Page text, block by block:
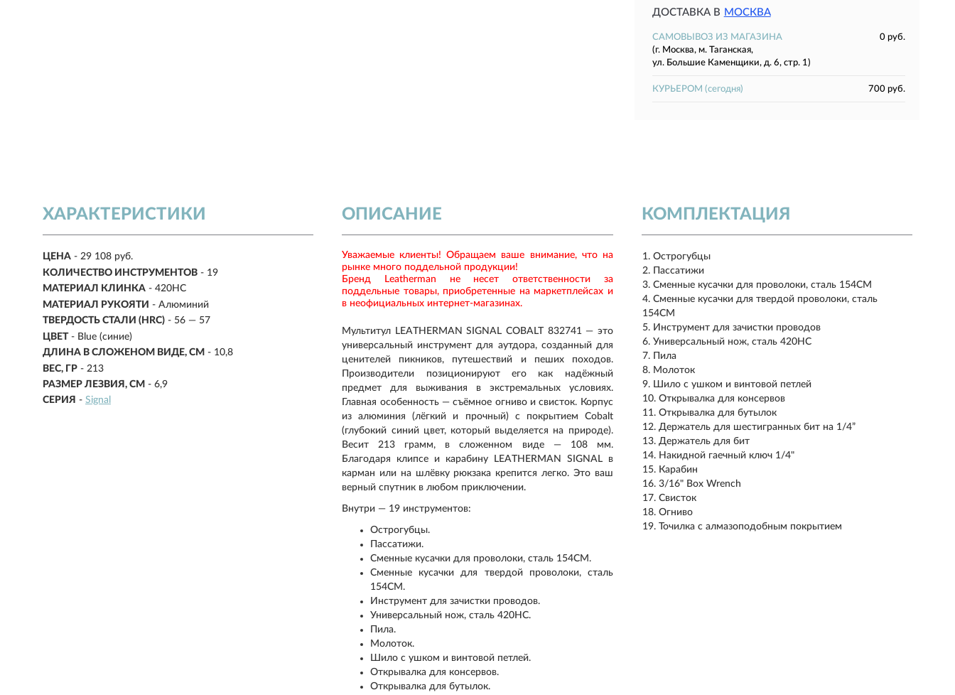
ДОСТАВКА В МОСКВА
САМОВЫВОЗ ИЗ МАГАЗИНА
0 руб.
(г. Москва, м. Таганская,
ул. Большие Каменщики, д. 6, стр. 1)
КУРЬЕРОМ (сегодня) 700 руб.
ХАРАКТЕРИСТИКИ
ЦЕНА - 29 108 руб.
КОЛИЧЕСТВО ИНСТРУМЕНТОВ - 19
МАТЕРИАЛ КЛИНКА - 420HC
МАТЕРИАЛ РУКОЯТИ - Алюминий
ТВЕРДОСТЬ СТАЛИ (HRC) - 56 — 57
ЦВЕТ - Blue (синие)
ДЛИНА В СЛОЖЕНОМ ВИДЕ, СМ - 10,8
ВЕС, ГР - 213
РАЗМЕР ЛЕЗВИЯ, СМ - 6,9
СЕРИЯ - Signal
КОМПЛЕКТАЦИЯ
Острогубцы
Пассатижи
Сменные кусачки для проволоки, сталь 154CM
Сменные кусачки для твердой проволоки, сталь
154CM
Инструмент для зачистки проводов
Универсальный нож, сталь 420HC
Пила
Молоток
Шило с ушком и винтовой петлей
Открывалка для консервов
Открывалка для бутылок
Держатель для шестигранных бит на 1/4”
Держатель для бит
Накидной гаечный ключ 1/4"
Карабин
3/16" Box Wrench
Свисток
Огниво
Точилка с алмазоподобным покрытием
ОПИСАНИЕ
Уважаемые клиенты! Обращаем ваше внимание, что на
рынке много поддельной продукции!
Бренд Leatherman не несет ответственности за
поддельные товары, приобретенные на маркетплейсах и
в неофициальных интернет-магазинах.
Мультитул LEATHERMAN SIGNAL COBALT 832741 — это
универсальный инструмент для аутдора, созданный для
ценителей пикников, путешествий и пеших походов.
Производители позиционируют его как надёжный
предмет для выживания в экстремальных условиях.
Главная особенность — съёмное огниво и свисток. Корпус
из алюминия (лёгкий и прочный) с покрытием Cobalt
(глубокий синий цвет, который выделяется на природе).
Весит 213 грамм, в сложенном виде — 108 мм.
Благодаря клипсе и карабину LEATHERMAN SIGNAL в
карман или на шлёвку рюкзака крепится легко. Это ваш
верный спутник в любом приключении.
Внутри — 19 инструментов:
Острогубцы.
Пассатижи.
Сменные кусачки для проволоки, сталь 154CM.
Сменные кусачки для твердой проволоки, сталь
154CM.
Инструмент для зачистки проводов.
Универсальный нож, сталь 420HC.
Пила.
Молоток.
Шило с ушком и винтовой петлей.
Открывалка для консервов.
Открывалка для бутылок.